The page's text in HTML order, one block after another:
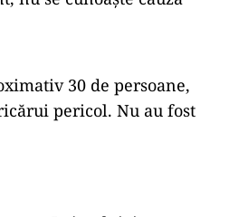
30 de persoane,
pericol. Nu au fost